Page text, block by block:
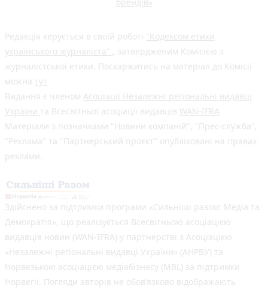
Редакція керується в своїй роботі "Кодексом етики
українського журналіста"
, затвердженим Комісією з
журналістської етики. Поскаржитись на матеріал до Комісії
можна тут
Видання є членом Асоціації Незалежні регіональні видавці
України та Всесвітньої асоціації видавців WAN-IFRA
Матеріали з позначками "Новини компаній", "Прес-служба",
"Реклама" та "Партнерський проєкт" опубліковані на правах
реклами.
Здійснено за підтримки програми «Сильніші разом: Медіа та
Демократія», що реалізується Всесвітньою асоціацією
видавців новин (WAN-IFRA) у партнерстві з Асоціацією
«Незалежні регіональні видавці України» (АНРВУ) та
Норвезькою асоціацією медіабізнесу (MBL) за підтримки
Норвегії. Погляди авторів не обов’язково відображають